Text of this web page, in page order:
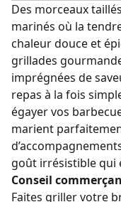
Des morceaux
marinés où la
chaleur douce et
grillades
imprégnées de
repas à la fois
égayer vos
marient
goût irrésistible qui
Conseil
Faites griller votre